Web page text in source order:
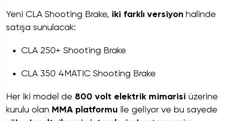
Yeni CLA Shooting Brake, iki farklı versiyon halinde
satışa sunulacak:
CLA 250+ Shooting Brake
CLA 350 4MATIC Shooting Brake
Her iki model de 800 volt elektrik mimarisi üzerine
kurulu olan MMA platformu ile geliyor ve bu sayede